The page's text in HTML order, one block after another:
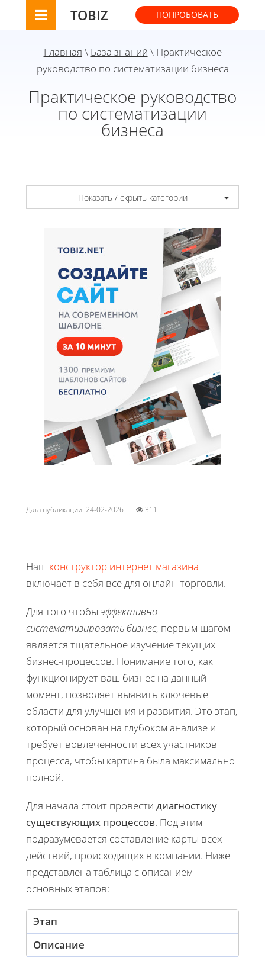
TOBIZ ПОПРОБОВАТЬ
Главная \ База знаний \ Практическое
руководство по систематизации бизнеса
Практическое руководство
по систематизации
бизнеса
Показать / скрыть категории
Дата публикации: 24-02-2026 311
Наш конструктор интернет магазина
включает в себя все для онлайн-торговли.
Для того чтобы эффективно
систематизировать бизнес, первым шагом
является тщательное изучение текущих
бизнес-процессов. Понимание того, как
функционирует ваш бизнес на данный
момент, позволяет выявить ключевые
области для улучшения и развития. Это этап,
который основан на глубоком анализе и
требует вовлеченности всех участников
процесса, чтобы картина была максимально
полной.
Для начала стоит провести диагностику
существующих процессов. Под этим
подразумевается составление карты всех
действий, происходящих в компании. Ниже
представлена таблица с описанием
основных этапов:
Этап
Описание